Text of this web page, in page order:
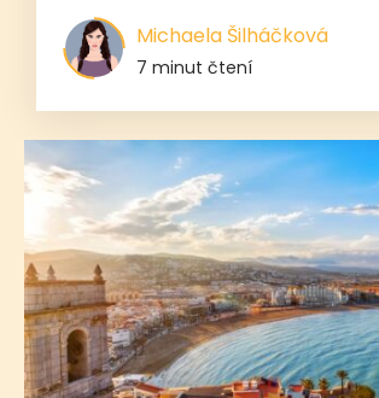
Michaela Šilháčková
7 minut čtení